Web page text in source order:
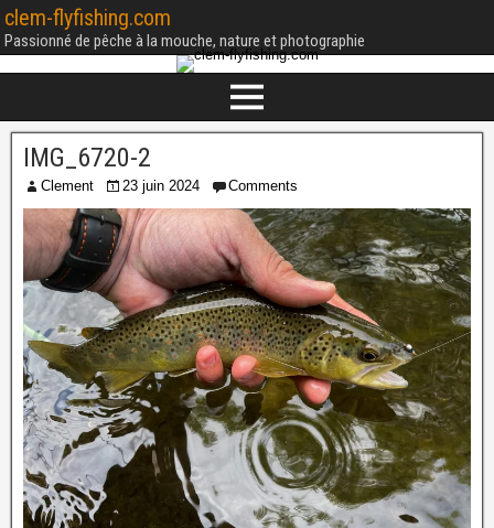
clem-flyfishing.com
Passionné de pêche à la mouche, nature et photographie
IMG_6720-2
Clement 23 juin 2024 Comments